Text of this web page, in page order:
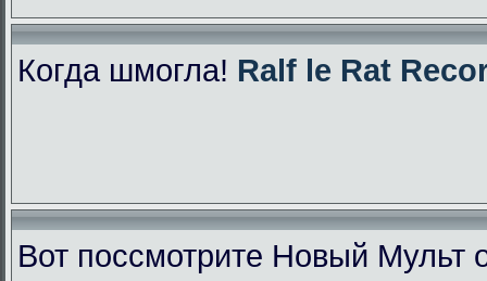
Когда шмогла! Ralf le Rat
Вот поссмотрите Новый Мульт